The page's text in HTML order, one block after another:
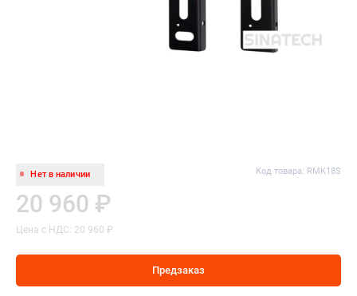
Нет в наличии Код товара: RMK18S
20 960 ₽
Цена с НДС: 20 960 ₽
Предзаказ